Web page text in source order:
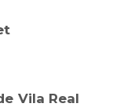
Vila Real